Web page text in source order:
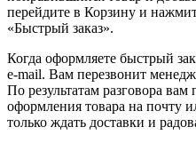
перейдите в Корзину и
«Быстрый заказ».
Когда оформляете быстрый
e-mail. Вам перезвонит
По результатам разговора
оформления товара на почту
только ждать доставки и